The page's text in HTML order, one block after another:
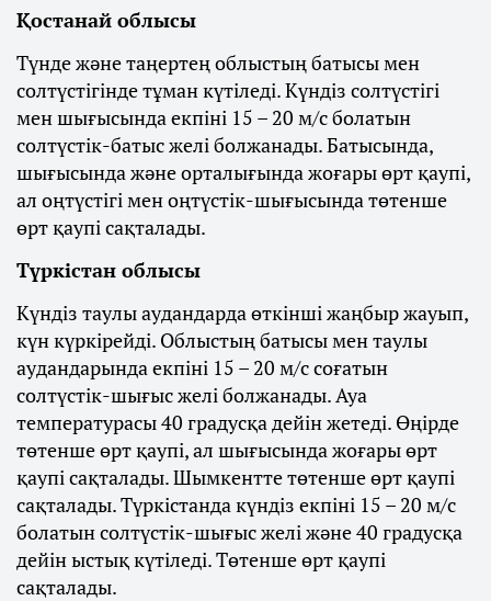
Қостанай облысы
Түнде және таңертең облыстың батысы мен
солтүстігінде тұман күтіледі. Күндіз солтүстігі
мен шығысында екпіні 15 – 20 м/с болатын
солтүстік-батыс желі болжанады. Батысында,
шығысында және орталығында жоғары өрт қаупі,
ал оңтүстігі мен оңтүстік-шығысында төтенше
өрт қаупі сақталады.
Түркістан облысы
Күндіз таулы аудандарда өткінші жаңбыр жауып,
күн күркірейді. Облыстың батысы мен таулы
аудандарында екпіні 15 – 20 м/с соғатын
солтүстік-шығыс желі болжанады. Ауа
температурасы 40 градусқа дейін жетеді. Өңірде
төтенше өрт қаупі, ал шығысында жоғары өрт
қаупі сақталады. Шымкентте төтенше өрт қаупі
сақталады. Түркістанда күндіз екпіні 15 – 20 м/с
болатын солтүстік-шығыс желі және 40 градусқа
дейін ыстық күтіледі. Төтенше өрт қаупі
сақталады.